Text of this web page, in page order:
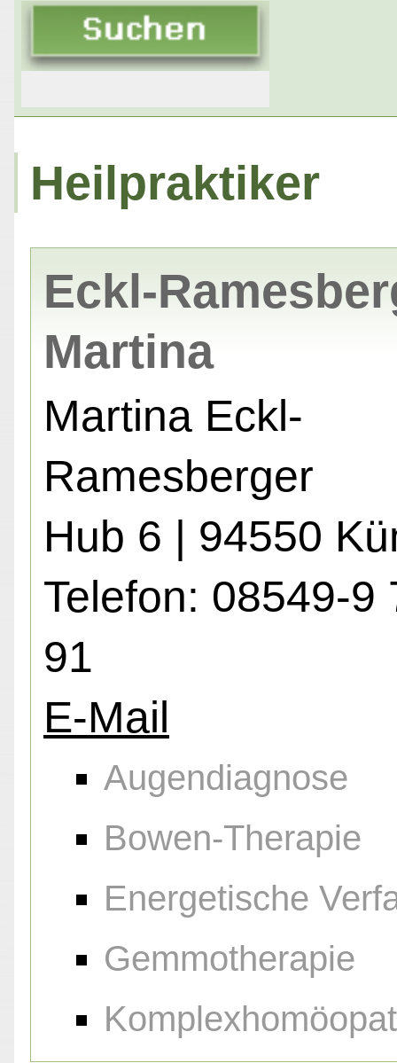
Heilpraktiker
Eckl-
Martina
Martina Eckl-
Ramesberger
Hub 6 | 94550
Telefon: 08549-9
91
E-Mail
Augendiagnose
Bowen-Therapie
Energetische
Gemmotherapie